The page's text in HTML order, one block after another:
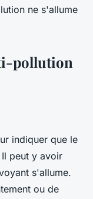
ne s'allume
pollution
indiquer que le
peut y avoir
s'allume.
ou de